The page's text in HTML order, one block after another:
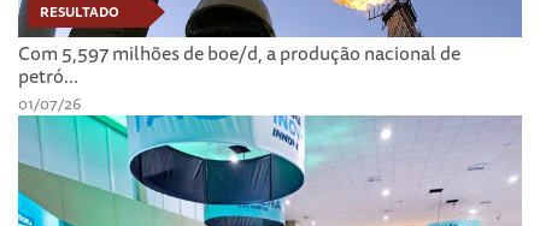
RESULTADO
Com 5,597 milhões de boe/d, a produção nacional de
petró...
01/07/26